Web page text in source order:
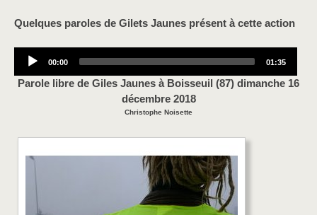
Quelques paroles de Gilets Jaunes présent à cette action
Current
00:00
Total
01:35
Parole libre de Giles Jaunes à Boisseuil (87) dimanche 16
décembre 2018
Christophe Noisette